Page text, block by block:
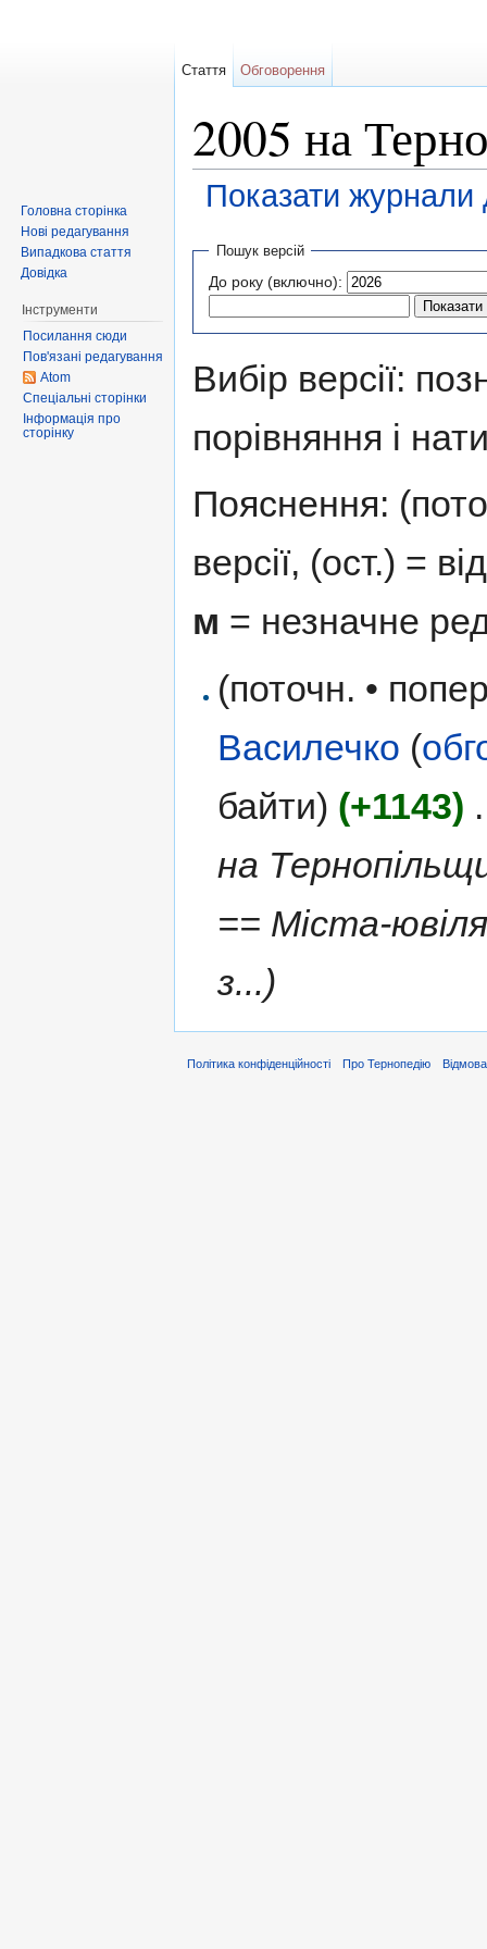
2005 на
Показати журнали
Пошук версій
До року (включно):
Вибір версії:
порівняння і
Пояснення:
версії, (ост.) =
м = незначне
(поточн. •
Василечко (
байти) (+1143)
на
== Міста-
з...)
Стаття Обговорення
Головна сторінка
Нові редагування
Випадкова стаття
Довідка
Інструменти
Посилання сюди
Пов'язані редагування
Atom
Спеціальні сторінки
Інформація про
сторінку
Політика конфіденційності Про Тернопедію Відмова